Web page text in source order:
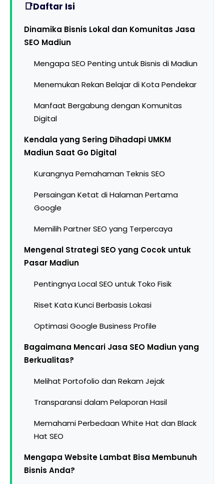
Daftar Isi
Dinamika Bisnis Lokal dan Komunitas Jasa
SEO Madiun
Mengapa SEO Penting untuk Bisnis di Madiun
Menemukan Rekan Belajar di Kota Pendekar
Manfaat Bergabung dengan Komunitas
Digital
Kendala yang Sering Dihadapi UMKM
Madiun Saat Go Digital
Kurangnya Pemahaman Teknis SEO
Persaingan Ketat di Halaman Pertama
Google
Memilih Partner SEO yang Terpercaya
Mengenal Strategi SEO yang Cocok untuk
Pasar Madiun
Pentingnya Local SEO untuk Toko Fisik
Riset Kata Kunci Berbasis Lokasi
Optimasi Google Business Profile
Bagaimana Mencari Jasa SEO Madiun yang
Berkualitas?
Melihat Portofolio dan Rekam Jejak
Transparansi dalam Pelaporan Hasil
Memahami Perbedaan White Hat dan Black
Hat SEO
Mengapa Website Lambat Bisa Membunuh
Bisnis Anda?